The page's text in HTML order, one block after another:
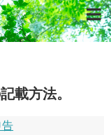
載方法。
告